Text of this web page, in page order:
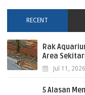
RECENT
Rak
Area
Jul 11, 2026
5 Alasan